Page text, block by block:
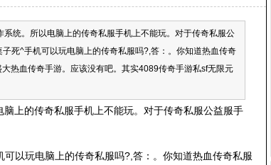
系统。所以电脑上的传奇私服手机上不能玩。对于传奇私服公
死^手机可以玩电脑上的传奇私服吗?,答：。你知道热血传奇
热血传奇手游。应该没有吧。其实4089传奇手游私sf无限元
脑上的传奇私服手机上不能玩。对于传奇私服公益服手
可以玩电脑上的传奇私服吗?,答：。你知道热血传奇私服